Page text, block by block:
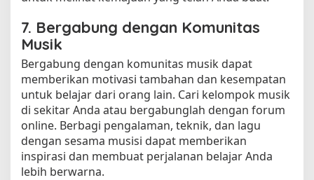
7. Bergabung dengan Komunitas
Musik
Bergabung dengan komunitas musik dapat
memberikan motivasi tambahan dan kesempatan
untuk belajar dari orang lain. Cari kelompok musik
di sekitar Anda atau bergabunglah dengan forum
online. Berbagi pengalaman, teknik, dan lagu
dengan sesama musisi dapat memberikan
inspirasi dan membuat perjalanan belajar Anda
lebih berwarna.